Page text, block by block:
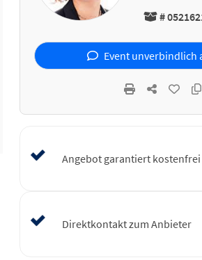
#
Event unverbindlich
Angebot garantiert kostenfrei
Direktkontakt zum Anbieter